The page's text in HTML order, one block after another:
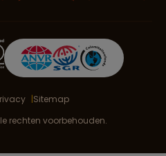
Sitemap
rechten voorbehouden.